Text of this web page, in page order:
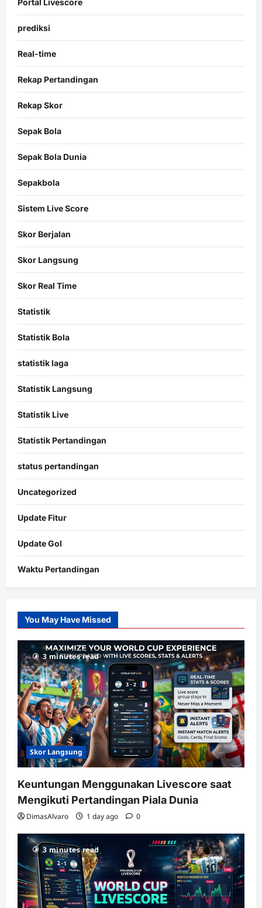
prediksi
Real-time
Rekap Pertandingan
Rekap Skor
Sepak Bola
Sepak Bola Dunia
Sepakbola
Sistem Live Score
Skor Berjalan
Skor Langsung
Skor Real Time
Statistik
Statistik Bola
statistik laga
Statistik Langsung
Statistik Live
Statistik Pertandingan
status pertandingan
Uncategorized
Update Fitur
Update Gol
Waktu Pertandingan
Slot
Gacor
RTP
terupdate
You May Have Missed
3 minutes read
Skor Langsung
Keuntungan Menggunakan Livescore saat
Mengikuti Pertandingan Piala Dunia
DimasAlvaro 1 day ago 0
3 minutes read